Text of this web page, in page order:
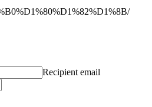
Recipient email